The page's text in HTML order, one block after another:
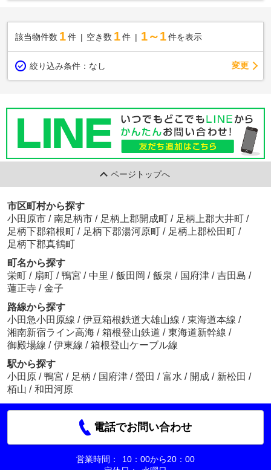
該当物件数 1件 空き数 1 件 1～1 件を表示
絞り込み条件： なし 変更
ページトップへ
市区町村から探す
小田原市 / 南足柄市 / 足柄上郡開成町 / 足柄上郡大井町 /
足柄下郡箱根町 / 足柄下郡湯河原町 / 足柄上郡松田町 /
足柄下郡真鶴町
町名から探す
栄町 / 扇町 / 鴨宮 / 中里 / 飯田岡 / 飯泉 / 国府津 / 吉田島 /
蓮正寺 / 金子
路線から探す
小田急小田原線 / 伊豆箱根鉄道大雄山線 / 東海道本線 /
湘南新宿ライン高海 / 箱根登山鉄道 / 東海道新幹線 /
御殿場線 / 伊東線 / 箱根登山ケーブル線
駅から探す
小田原 / 鴨宮 / 足柄 / 国府津 / 螢田 / 富水 / 開成 / 新松田 /
栢山 / 和田河原
電話でお問い合わせ
営業時間：
10：00から20：00